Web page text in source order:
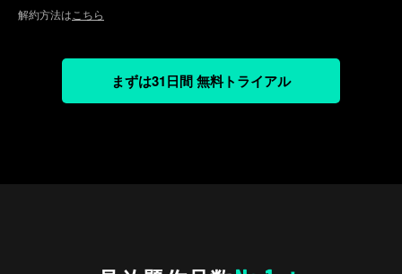
解約方法は こちら
まずは31日間 無料トライアル